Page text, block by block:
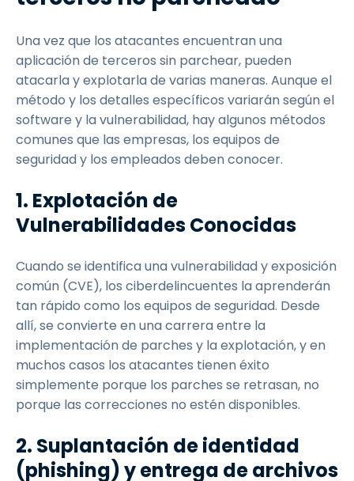
Una vez que los atacantes encuentran una
aplicación de terceros sin parchear, pueden
atacarla y explotarla de varias maneras. Aunque el
método y los detalles específicos variarán según el
software y la vulnerabilidad, hay algunos métodos
comunes que las empresas, los equipos de
seguridad y los empleados deben conocer.
1. Explotación de
Vulnerabilidades Conocidas
Cuando se identifica una vulnerabilidad y exposición
común (CVE), los ciberdelincuentes la aprenderán
tan rápido como los equipos de seguridad. Desde
allí, se convierte en una carrera entre la
implementación de parches y la explotación, y en
muchos casos los atacantes tienen éxito
simplemente porque los parches se retrasan, no
porque las correcciones no estén disponibles.
2. Suplantación de identidad
(phishing) y entrega de archivos